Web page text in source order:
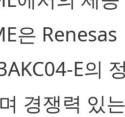
은 Renesas
E의
경쟁력 있